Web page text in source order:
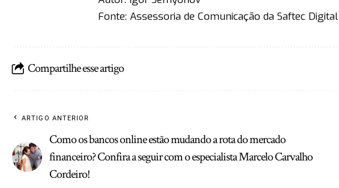
Fonte: Assessoria de Comunicação da Saftec Digital
Compartilhe esse artigo
ARTIGO ANTERIOR
Como os bancos online estão mudando a rota do mercado
financeiro? Confira a seguir com o especialista Marcelo Carvalho
Cordeiro!